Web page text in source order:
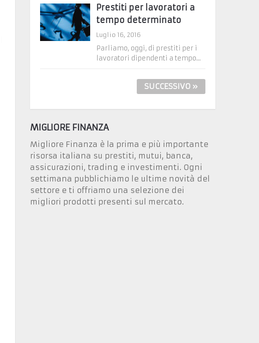
Prestiti per lavoratori a
tempo determinato
Luglio 16, 2016
Parliamo, oggi, di prestiti per i
lavoratori dipendenti a tempo...
SUCCESSIVO »
MIGLIORE FINANZA
Migliore Finanza è la prima e più importante
risorsa italiana su prestiti, mutui, banca,
assicurazioni, trading e investimenti. Ogni
settimana pubblichiamo le ultime novità del
settore e ti offriamo una selezione dei
migliori prodotti presenti sul mercato.